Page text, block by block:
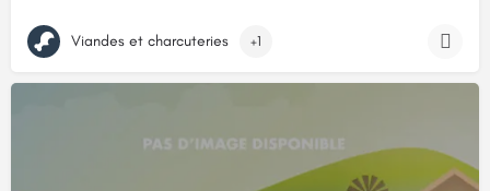
Viandes et charcuteries +1